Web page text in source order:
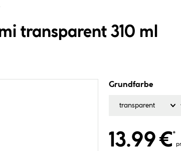
transparent 310 ml
Grundfarbe
13.99 €*